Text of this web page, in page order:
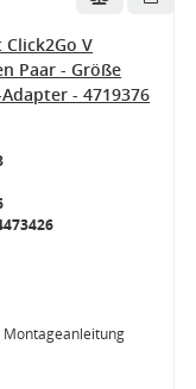
V
Paar - Größe
- 4719376
Montageanleitung